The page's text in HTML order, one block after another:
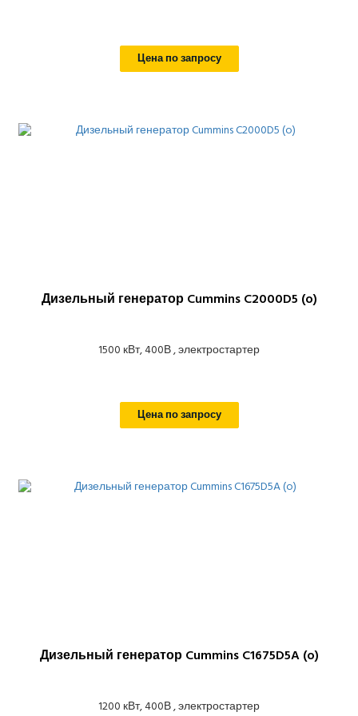
Цена по запросу
Дизельный генератор Cummins C2000D5 (o)
1500 кВт, 400В , электростартер
Цена по запросу
Дизельный генератор Cummins C1675D5A (o)
1200 кВт, 400В , электростартер